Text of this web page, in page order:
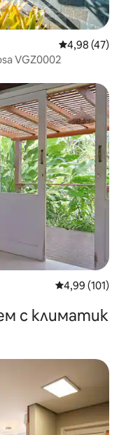
Средна
4,98 (47)
VGZ0002
Средна
4,99 (101)
с климатик